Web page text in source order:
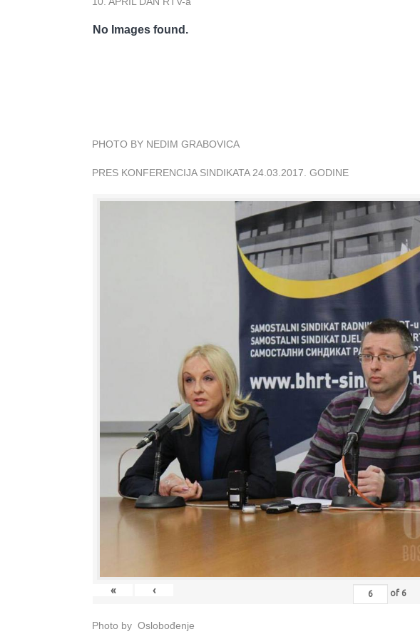
No Images found.
PHOTO BY NEDIM GRABOVICA
PRES KONFERENCIJA SINDIKATA 24.03.2017. GODINE
« ‹ of 6
Photo by Oslobođenje